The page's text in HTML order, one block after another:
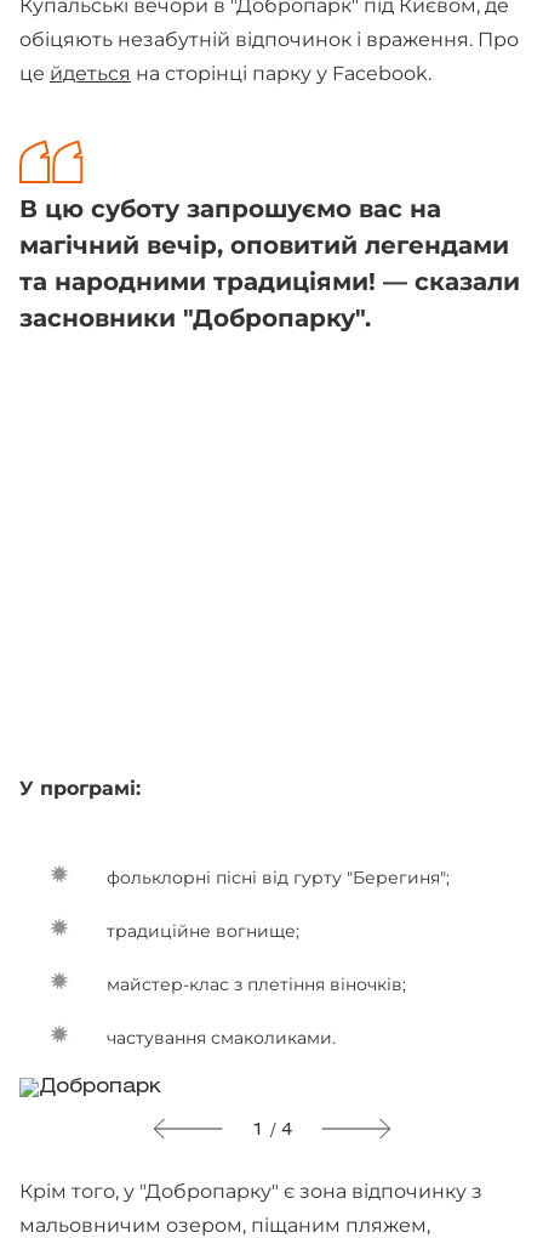
Купальські вечори в "Добропарк" під Києвом, де
обіцяють незабутній відпочинок і враження. Про
це йдеться на сторінці парку у Facebook.
В цю суботу запрошуємо вас на
магічний вечір, оповитий легендами
та народними традиціями! — сказали
засновники "Добропарку".
У програмі:
фольклорні пісні від гурту "Берегиня";
традиційне вогнище;
майстер-клас з плетіння віночків;
частування смаколиками.
1 / 4
Крім того, у "Добропарку" є зона відпочинку з
мальовничим озером, піщаним пляжем,